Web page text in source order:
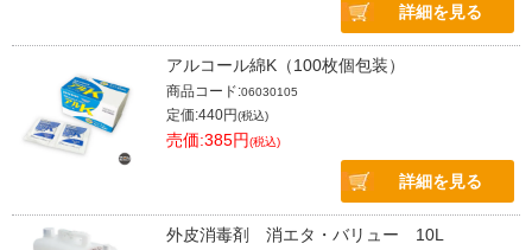
詳細を見る
アルコール綿K（100枚個包装）
商品コード:06030105
定価:440円(税込)
売価:385円(税込)
詳細を見る
外皮消毒剤 消エタ・バリュー 10L